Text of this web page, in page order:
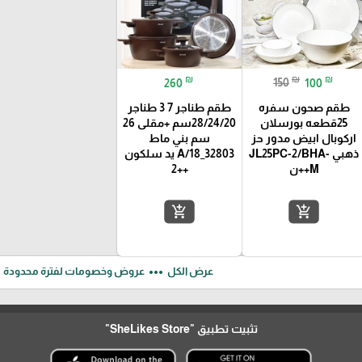
150 ₪ 100 ₪
طقم صحون سفره
25قطعه بورسلان
اركوبال ابيض مدور حز
ذهبي JL25PC-2/BHA-
M++ن
add_shopping_cart
260 ₪
طقم طناجر 7 3 طناجر
28/24/20سم +مقلى 26
سم بني ماط
A/18_32803 يد سلكون
++2
add_shopping_cart
عرض الكل more_horiz عروض وخصومات لفترة محدودة
تثبيت تطبيق "SheLikes Store"